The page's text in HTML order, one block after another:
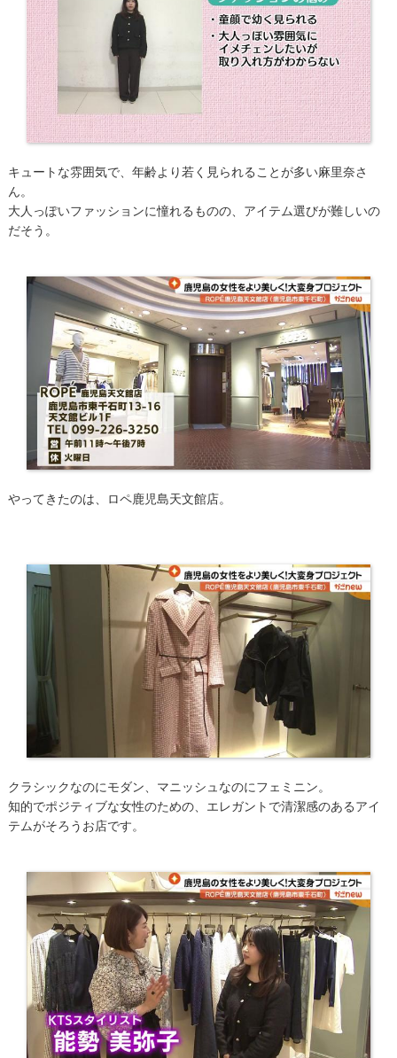
キュートな雰囲気で、年齢より若く見られることが多い麻里奈さ
ん。
大人っぽいファッションに憧れるものの、アイテム選びが難しいの
だそう。
やってきたのは、ロペ鹿児島天文館店。
クラシックなのにモダン、マニッシュなのにフェミニン。
知的でポジティブな女性のための、エレガントで清潔感のあるアイ
テムがそろうお店です。